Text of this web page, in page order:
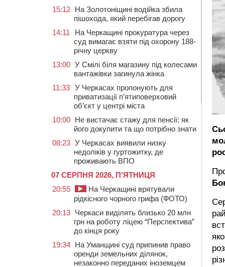
15:12 На Золотоніщині водійка збила
пішохода, який перебігав дорогу
14:11
На Черкащині прокуратура через
суд вимагає взяти під охорону 188-
річну церкву
13:00 У Смілі біля магазину під колесами
вантажівки загинула жінка
11:33 У Черкасах пропонують для
приватизації п’ятиповерховий
об’єкт у центрі міста
10:00 Не вистачає стажу для пенсії: як
його докупити та що потрібно знати
08:23 У Черкасах виявили низку
недоліків у гуртожитку, де
проживають ВПО
07 СЕРПНЯ 2026, П'ЯТНИЦЯ
20:55
На Черкащині врятували
рідкісного чорного грифа (ФОТО)
20:13 Черкаси виділять близько 20 млн
грн на роботу ліцею “Перспектива”
до кінця року
19:34 На Уманщині суд припинив право
оренди земельних ділянок,
незаконно переданих іноземцем